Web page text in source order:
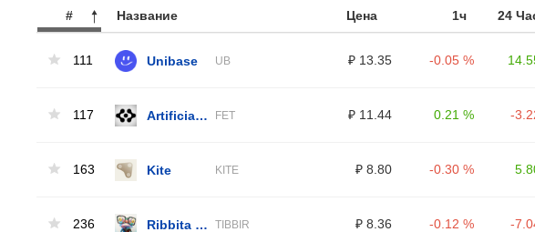
# Название Цена 1ч 24
111 Unibase UB ₽ 13.35 -0.05 %
117 FET ₽ 11.44 0.21 % -
163 Kite KITE ₽ 8.80 -0.30 %
236 TIBBIR ₽ 8.36 -0.12 % -